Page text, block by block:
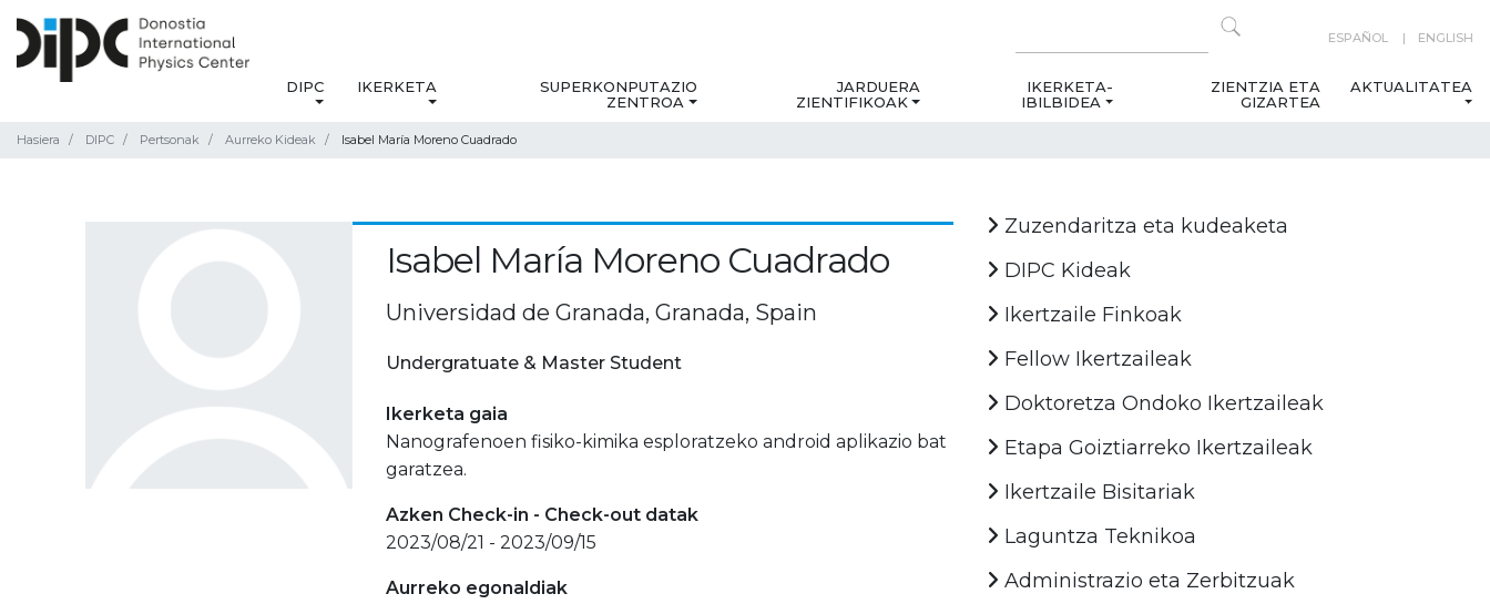
ESPAÑOL ENGLISH
DIPC IKERKETA
SUPERKONPUTAZIO
ZENTROA
JARDUERA
ZIENTIFIKOAK
IKERKETA-
IBILBIDEA
ZIENTZIA ETA
GIZARTEA
AKTUALITATEA
Hasiera DIPC Pertsonak Aurreko Kideak Isabel María Moreno Cuadrado
Isabel María Moreno Cuadrado
Universidad de Granada, Granada, Spain
Undergratuate & Master Student
Ikerketa gaia
Nanografenoen fisiko-kimika esploratzeko android aplikazio bat
garatzea.
Azken Check-in - Check-out datak
2023/08/21 - 2023/09/15
Aurreko egonaldiak
Zuzendaritza eta kudeaketa
DIPC Kideak
Ikertzaile Finkoak
Fellow Ikertzaileak
Doktoretza Ondoko Ikertzaileak
Etapa Goiztiarreko Ikertzaileak
Ikertzaile Bisitariak
Laguntza Teknikoa
Administrazio eta Zerbitzuak